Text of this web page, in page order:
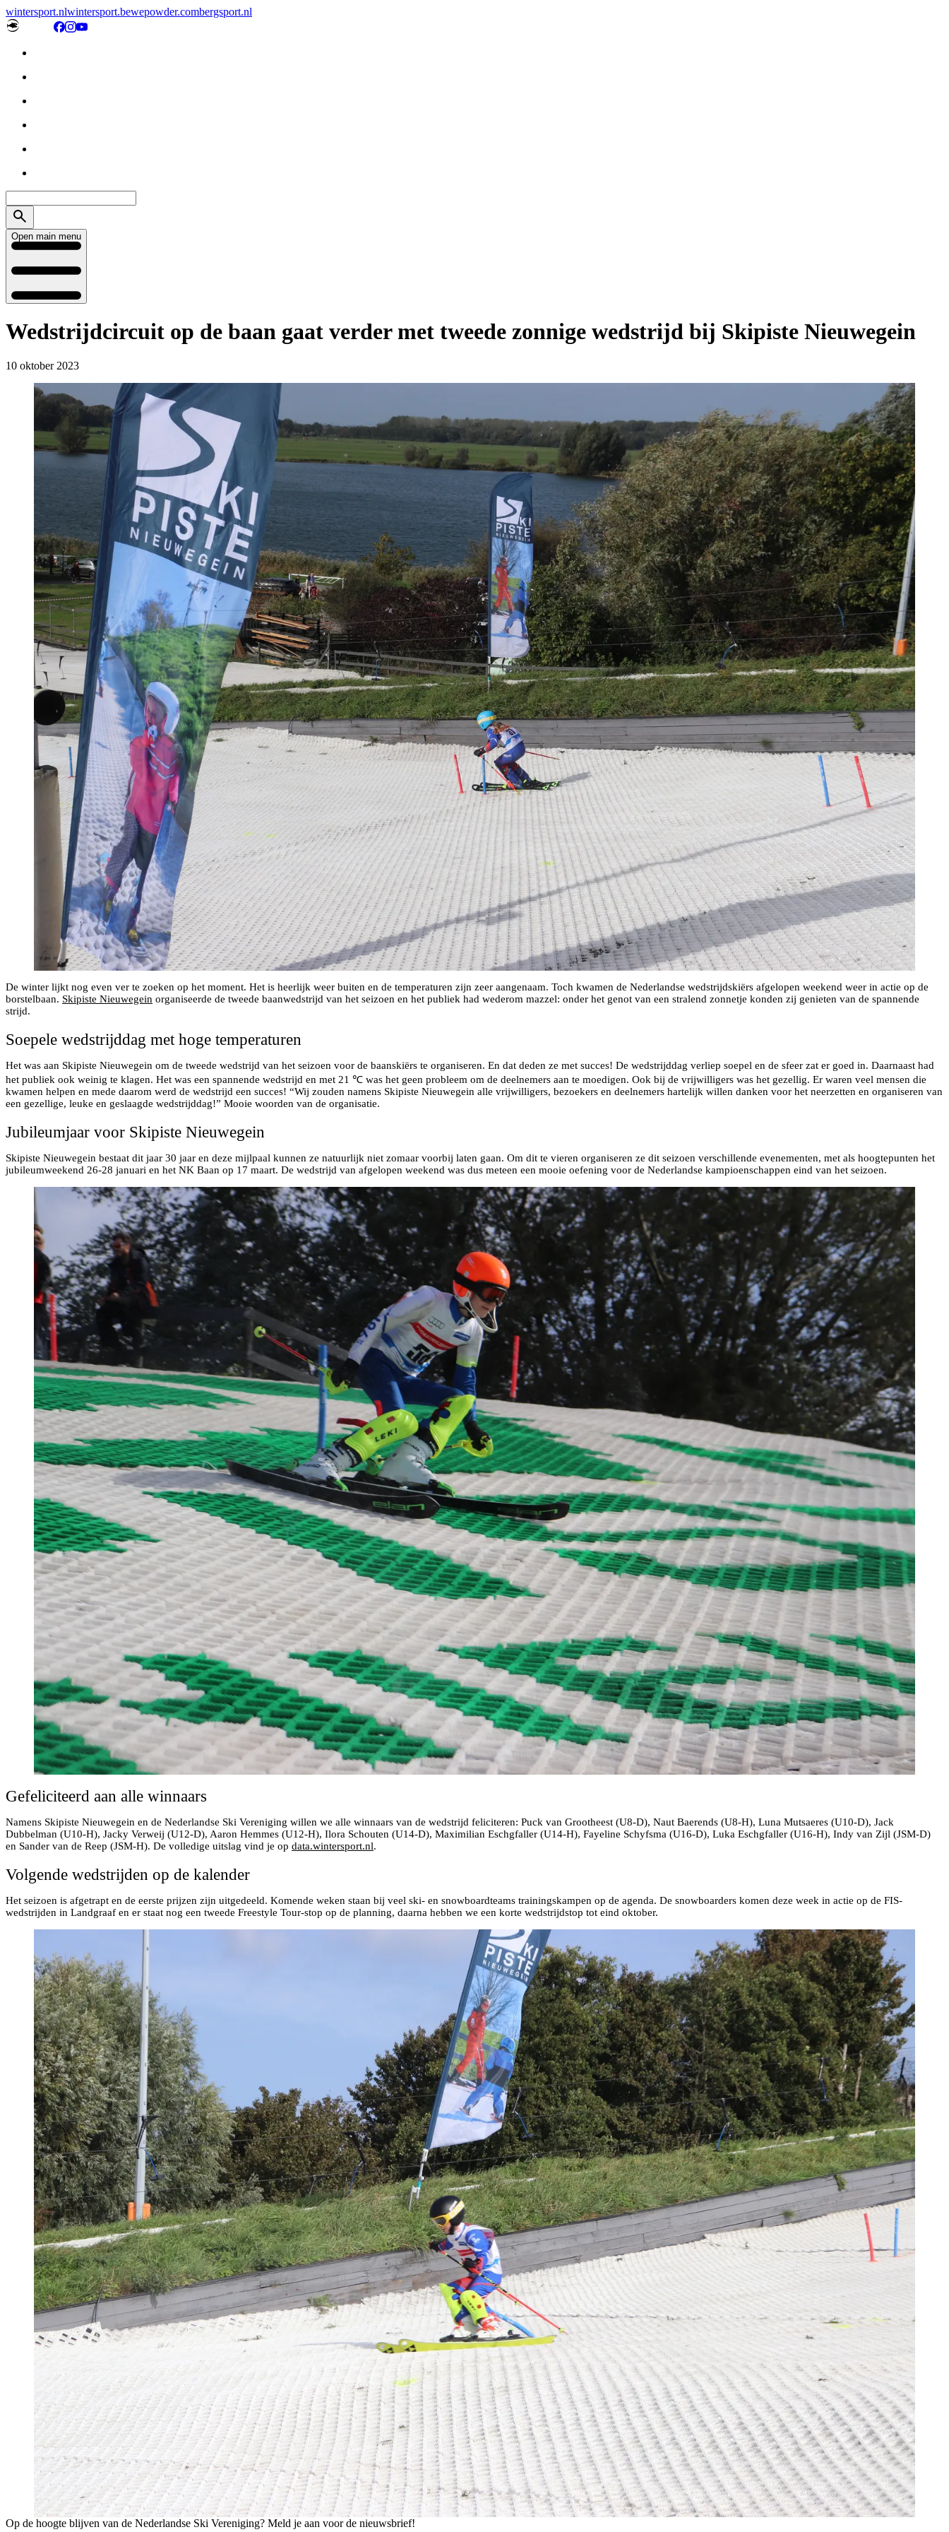
wintersport.nlwintersport.bewepowder.combergsport.nl
Open main menu
Wedstrijdcircuit op de baan gaat verder met tweede zonnige wedstrijd bij Skipiste Nieuwegein
10 oktober 2023
De winter lijkt nog even ver te zoeken op het moment. Het is heerlijk weer buiten en de temperaturen zijn zeer aangenaam. Toch kwamen de Nederlandse wedstrijdskiërs afgelopen weekend weer in actie op de
borstelbaan. Skipiste Nieuwegein organiseerde de tweede baanwedstrijd van het seizoen en het publiek had wederom mazzel: onder het genot van een stralend zonnetje konden zij genieten van de spannende
strijd.
Soepele wedstrijddag met hoge temperaturen
Het was aan Skipiste Nieuwegein om de tweede wedstrijd van het seizoen voor de baanskiërs te organiseren. En dat deden ze met succes! De wedstrijddag verliep soepel en de sfeer zat er goed in. Daarnaast had
het publiek ook weinig te klagen. Het was een spannende wedstrijd en met 21 ℃ was het geen probleem om de deelnemers aan te moedigen. Ook bij de vrijwilligers was het gezellig. Er waren veel mensen die
kwamen helpen en mede daarom werd de wedstrijd een succes! “Wij zouden namens Skipiste Nieuwegein alle vrijwilligers, bezoekers en deelnemers hartelijk willen danken voor het neerzetten en organiseren van
een gezellige, leuke en geslaagde wedstrijddag!” Mooie woorden van de organisatie.
Jubileumjaar voor Skipiste Nieuwegein
Skipiste Nieuwegein bestaat dit jaar 30 jaar en deze mijlpaal kunnen ze natuurlijk niet zomaar voorbij laten gaan. Om dit te vieren organiseren ze dit seizoen verschillende evenementen, met als hoogtepunten het
jubileumweekend 26-28 januari en het NK Baan op 17 maart. De wedstrijd van afgelopen weekend was dus meteen een mooie oefening voor de Nederlandse kampioenschappen eind van het seizoen.
Gefeliciteerd aan alle winnaars
Namens Skipiste Nieuwegein en de Nederlandse Ski Vereniging willen we alle winnaars van de wedstrijd feliciteren: Puck van Grootheest (U8-D), Naut Baerends (U8-H), Luna Mutsaeres (U10-D), Jack
Dubbelman (U10-H), Jacky Verweij (U12-D), Aaron Hemmes (U12-H), Ilora Schouten (U14-D), Maximilian Eschgfaller (U14-H), Fayeline Schyfsma (U16-D), Luka Eschgfaller (U16-H), Indy van Zijl (JSM-D)
en Sander van de Reep (JSM-H). De volledige uitslag vind je op data.wintersport.nl.
Volgende wedstrijden op de kalender
Het seizoen is afgetrapt en de eerste prijzen zijn uitgedeeld. Komende weken staan bij veel ski- en snowboardteams trainingskampen op de agenda. De snowboarders komen deze week in actie op de FIS-
wedstrijden in Landgraaf en er staat nog een tweede Freestyle Tour-stop op de planning, daarna hebben we een korte wedstrijdstop tot eind oktober.
Op de hoogte blijven van de Nederlandse Ski Vereniging? Meld je aan voor de nieuwsbrief!